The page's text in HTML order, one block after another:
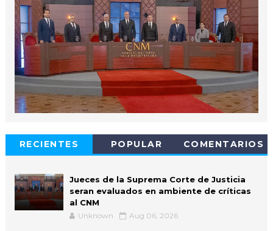
RECIENTES POPULAR COMENTARIOS
Jueces de la Suprema Corte de Justicia
seran evaluados en ambiente de críticas
al CNM
Unknown Aug 06, 2026